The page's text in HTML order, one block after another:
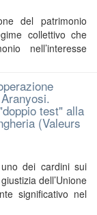
del patrimonio
collettivo che
nell’interesse
test" alla
(Valeurs
dei cardini sui
dell’Unione
significativo nel